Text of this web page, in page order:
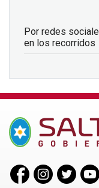
Por redes
en los recorridos